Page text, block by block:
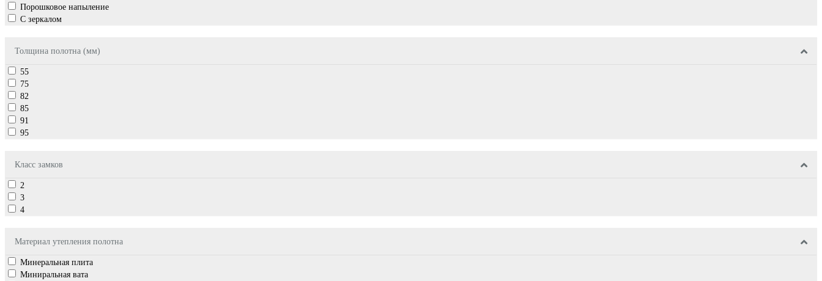
Порошковое напыление
С зеркалом
Толщина полотна (мм)
55
75
82
85
91
95
Класс замков
2
3
4
Материал утепления полотна
Минеральная плита
Миниральная вата